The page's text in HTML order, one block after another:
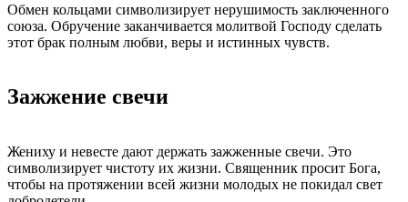
Обмен кольцами символизирует нерушимость заключенного
союза. Обручение заканчивается молитвой Господу сделать
этот брак полным любви, веры и истинных чувств.
Зажжение свечи
Жениху и невесте дают держать зажженные свечи. Это
символизирует чистоту их жизни. Священник просит Бога,
чтобы на протяжении всей жизни молодых не покидал свет